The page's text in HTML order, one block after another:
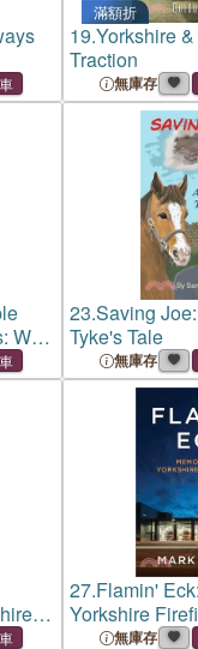
滿額折
19.Yorkshire
Traction
無庫存
With
23.Saving
Tyke's Tale
無庫存
27.Flamin'
Yorkshire
無庫存